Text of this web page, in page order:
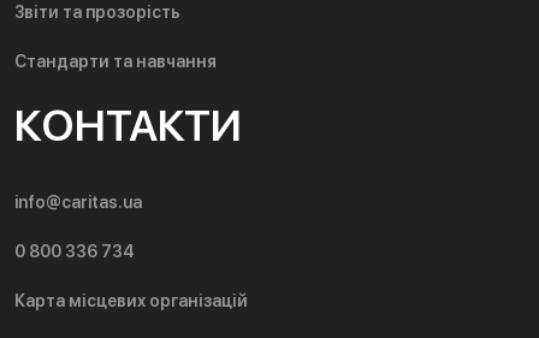
Звіти та прозорість
Стандарти та навчання
КОНТАКТИ
info@caritas.ua
0 800 336 734
Карта місцевих організацій